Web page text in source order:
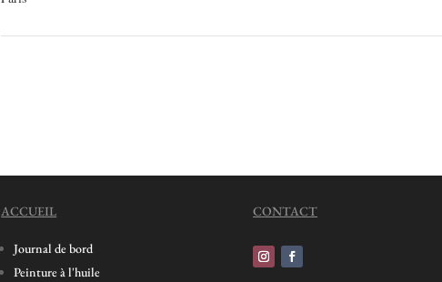
ACCUEIL
Journal de bord
Peinture à l'huile
CONTACT